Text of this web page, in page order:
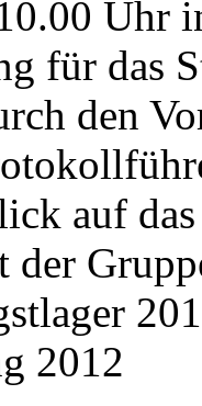
Uhr
für das
den
auf
der
2012